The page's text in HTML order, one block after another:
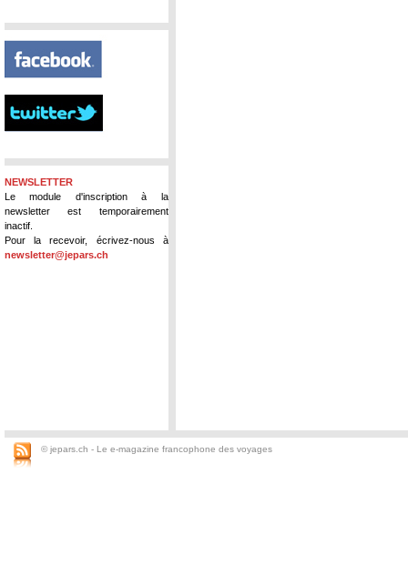
NEWSLETTER
Le module d'inscription à la
newsletter est temporairement
inactif.
Pour la recevoir, écrivez-nous à
newsletter@jepars.ch
© jepars.ch - Le e-magazine francophone des voyages